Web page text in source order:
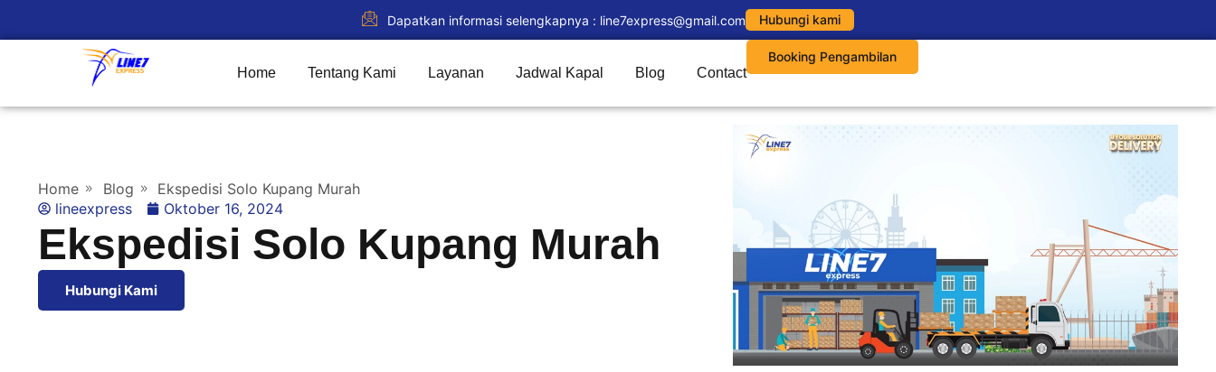
Dapatkan informasi selengkapnya : line7express@gmail.com Hubungi kami
Home Tentang Kami Layanan Jadwal Kapal Blog Contact
Booking Pengambilan
Home Blog
Ekspedisi Solo Kupang Murah
lineexpress
Oktober 16, 2024
Ekspedisi Solo Kupang Murah
Hubungi Kami